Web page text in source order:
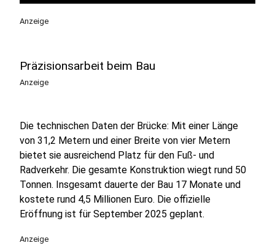
Anzeige
Präzisionsarbeit beim Bau
Anzeige
Die technischen Daten der Brücke: Mit einer Länge
von 31,2 Metern und einer Breite von vier Metern
bietet sie ausreichend Platz für den Fuß- und
Radverkehr. Die gesamte Konstruktion wiegt rund 50
Tonnen. Insgesamt dauerte der Bau 17 Monate und
kostete rund 4,5 Millionen Euro. Die offizielle
Eröffnung ist für September 2025 geplant.
Anzeige